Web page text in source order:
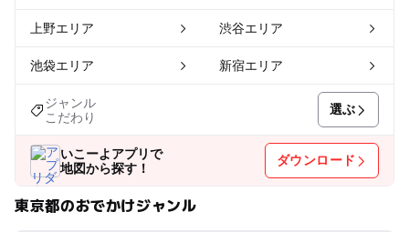
上野エリア 渋谷エリア
池袋エリア 新宿エリア
ジャンル
こだわり
選ぶ
いこーよアプリで
地図から探す！
ダウンロード
東京都のおでかけジャンル